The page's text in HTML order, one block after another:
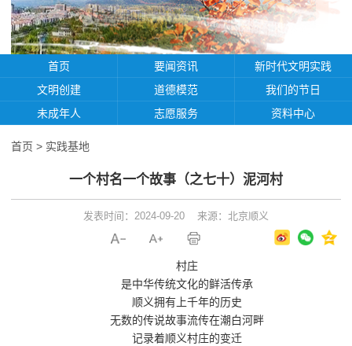
首页 要闻资讯
新时代文明实践
文明创建
道德模范
我们的节日
未成年人
志愿服务 资料中心
首页 > 实践基地
一个村名一个故事（之七十）泥河村
发表时间：2024-09-20 来源：北京顺义
村庄
是中华传统文化的鲜活传承
顺义拥有上千年的历史
无数的传说故事流传在潮白河畔
记录着顺义村庄的变迁